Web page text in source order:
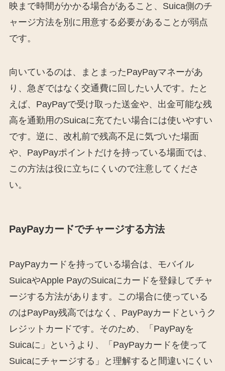
映まで時間がかかる場合があること、Suica側のチ
ャージ方法を別に用意する必要があることが弱点
です。
向いているのは、まとまったPayPayマネーがあ
り、急ぎではなく交通費に回したい人です。たと
えば、PayPayで受け取った送金や、出金可能な残
高を通勤用のSuicaに充てたい場合には使いやすい
です。逆に、改札前で残高不足に気づいた場面
や、PayPayポイントだけを持っている場面では、
この方法は役に立ちにくいので注意してくださ
い。
PayPayカードでチャージする方法
PayPayカードを持っている場合は、モバイル
SuicaやApple PayのSuicaにカードを登録してチャ
ージする方法があります。この場合に使っている
のはPayPay残高ではなく、PayPayカードというク
レジットカードです。そのため、「PayPayを
Suicaに」というより、「PayPayカードを使って
Suicaにチャージする」と理解すると間違いにくい